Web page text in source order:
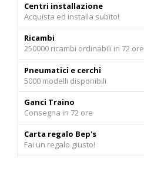
Centri installazione
Acquista ed installa subito!
Ricambi
250000 ricambi ordinabili in 72 ore
Pneumatici e cerchi
5000 modelli disponibili
Ganci Traino
Consegna in 72 ore
Carta regalo Bep's
Fai un regalo giusto!